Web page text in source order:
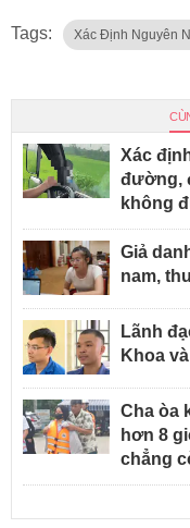
Tags: Xác Định Nguyên
Xác
đường,
không
Giả
nam,
Lãnh
Khoa
Cha òa
hơn 8
chẳng